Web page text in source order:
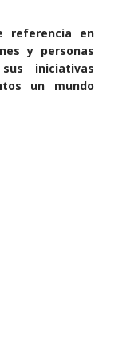
referencia en
y personas
iniciativas
un mundo